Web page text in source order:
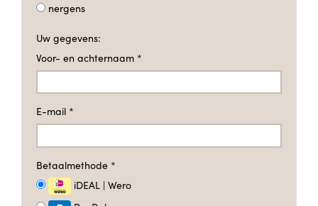
nergens
Uw gegevens:
Voor- en achternaam *
E-mail *
Betaalmethode *
iDEAL | Wero